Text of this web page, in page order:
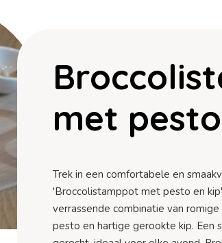
met
Trek in een comfortabele en
'Broccolistamppot met pesto en
verrassende combinatie van
pesto en hartige gerookte kip. Een